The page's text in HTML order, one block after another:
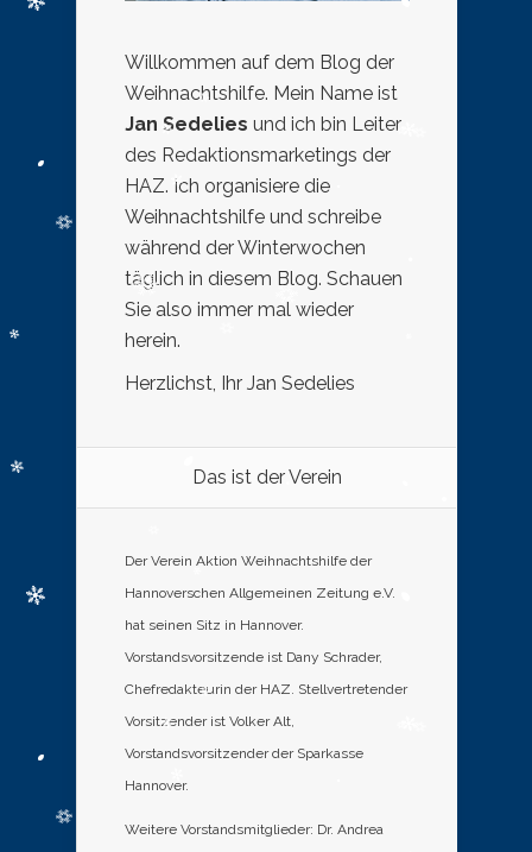
Willkommen auf dem Blog der
Weihnachtshilfe. Mein Name ist
Jan Sedelies und ich bin Leiter
des Redaktionsmarketings der
HAZ. Ich organisiere die
Weihnachtshilfe und schreibe
während der Winterwochen
täglich in diesem Blog. Schauen
Sie also immer mal wieder
herein.
Herzlichst, Ihr Jan Sedelies
Das ist der Verein
Der Verein Aktion Weihnachtshilfe der
Hannoverschen Allgemeinen Zeitung e.V.
hat seinen Sitz in Hannover.
Vorstandsvorsitzende ist Dany Schrader,
Chefredakteurin der HAZ. Stellvertretender
Vorsitzender ist Volker Alt,
Vorstandsvorsitzender der Sparkasse
Hannover.
Weitere Vorstandsmitglieder: Dr. Andrea